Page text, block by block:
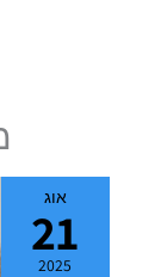
אוג
21
2025